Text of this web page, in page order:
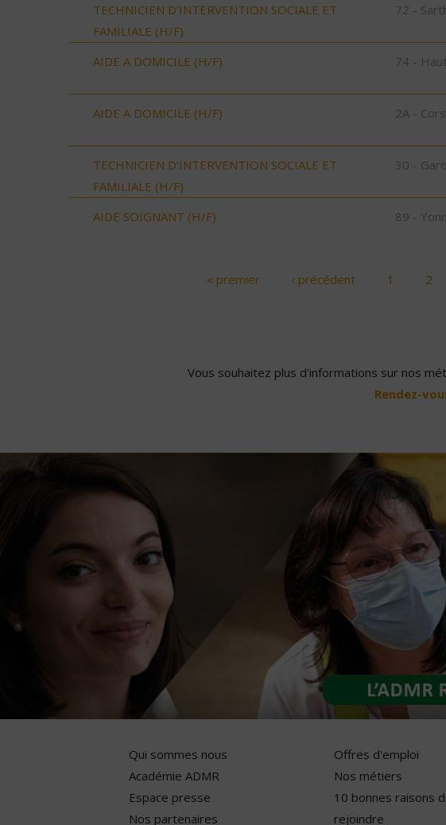
TECHNICIEN D’INTERVENTION SOCIALE ET
FAMILIALE (H/F)
72 -
AIDE A DOMICILE (H/F) 74 -
AIDE A DOMICILE (H/F) 2A -
TECHNICIEN D’INTERVENTION SOCIALE ET
FAMILIALE (H/F)
30 - Gard
AIDE SOIGNANT (H/F) 89 -
« premier ‹ précédent 1 2
Vous souhaitez plus d'informations sur nos
Rendez-
Qui sommes nous
Académie ADMR
Espace presse
Nos partenaires
Offres d'emploi
Nos métiers
10 bonnes raisons
rejoindre